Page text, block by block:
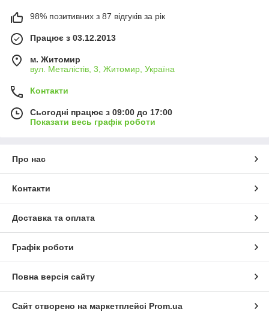
98% позитивних з 87 відгуків за рік
Працює з 03.12.2013
м. Житомир
вул. Металістів, 3, Житомир, Україна
Контакти
Сьогодні працює з 09:00 до 17:00
Показати весь графік роботи
Про нас
Контакти
Доставка та оплата
Графік роботи
Повна версія сайту
Сайт створено на маркетплейсі Prom.ua